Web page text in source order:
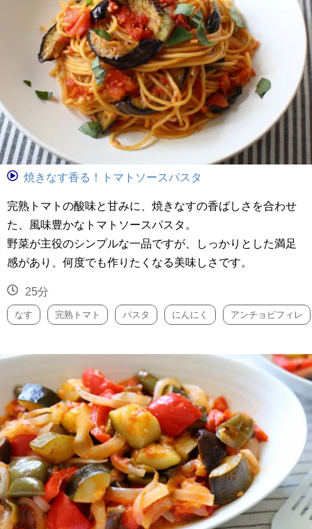
焼きなす香る！トマトソースパスタ
完熟トマトの酸味と甘みに、焼きなすの香ばしさを合わせ
た、風味豊かなトマトソースパスタ。
野菜が主役のシンプルな一品ですが、しっかりとした満足
感があり、何度でも作りたくなる美味しさです。
25分
なす 完熟トマト パスタ にんにく アンチョビフィレ